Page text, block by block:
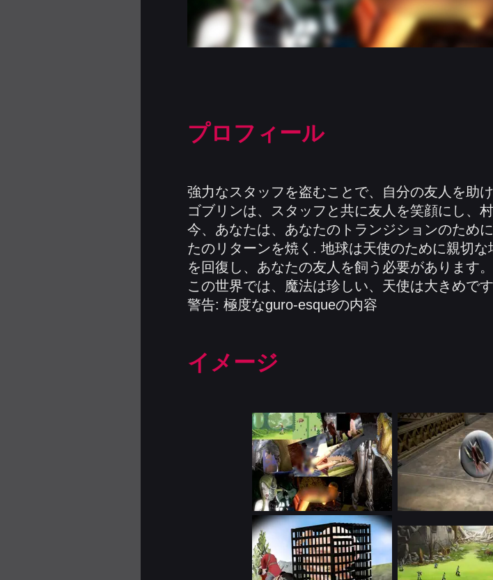
プロフィール
強力なスタッフを盗むことで、自分の友人を助
ゴブリンは、スタッフと共に友人を笑顔にし、
今、あなたは、あなたのトランジションのため
たのリターンを焼く. 地球は天使のために親切
を回復し、あなたの友人を飼う必要があります。
この世界では、魔法は珍しい、天使は大きめです
警告: 極度なguro-esqueの内容
イメージ